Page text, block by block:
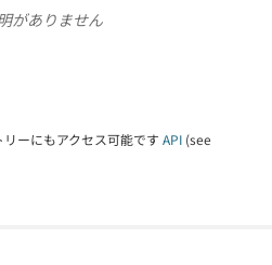
がありません
ーにもアクセス可能です API (see